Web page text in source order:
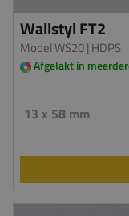
Wallstyl FT2
Model WS20| HDPS
Afgelakt in
13 x 58 mm